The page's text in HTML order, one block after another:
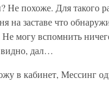
Не похоже. Для такого
на заставе что
могу вспомнить
дал…
в кабинет, Мессинг